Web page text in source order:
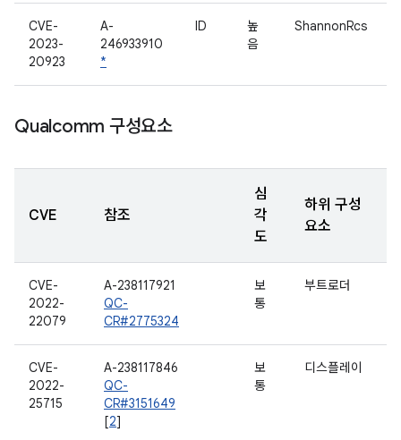
CVE-
2023-
20923
A-
246933910
*
ID
높
음
ShannonRcs
Qualcomm 구성요소
CVE 참조
심
각
도
하위 구성
요소
CVE-
2022-
22079
A-238117921
QC-
CR#2775324
보
통
부트로더
CVE-
2022-
25715
A-238117846
QC-
CR#3151649
[2]
보
통
디스플레이